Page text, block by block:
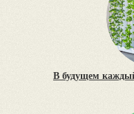
В будущем